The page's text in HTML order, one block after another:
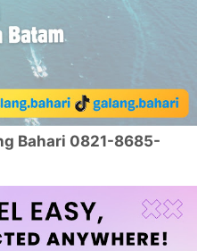
Bahari 0821-8685-